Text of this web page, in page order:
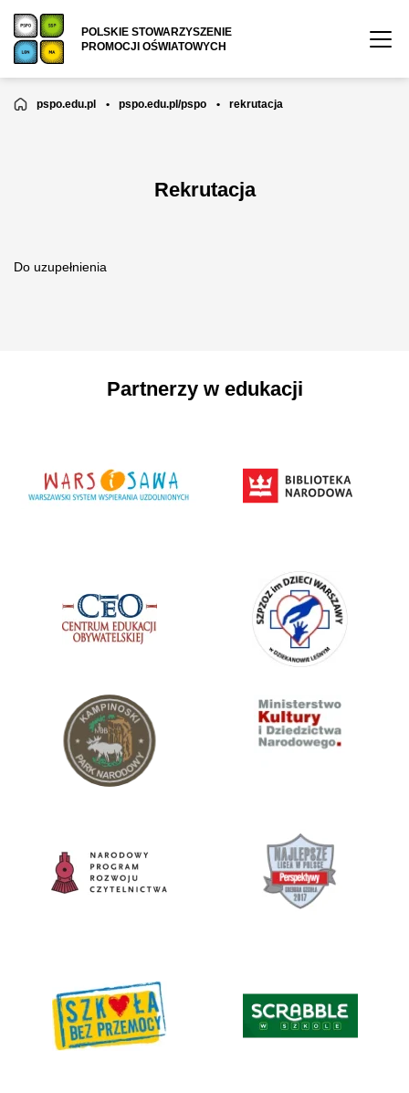
POLSKIE STOWARZYSZENIE
PROMOCJI OŚWIATOWYCH
pspo.edu.pl • pspo.edu.pl/pspo • rekrutacja
Rekrutacja
Do uzupełnienia
Partnerzy w edukacji